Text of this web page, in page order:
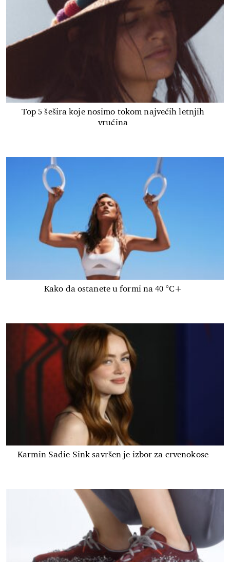
Top 5 šešira koje nosimo tokom najvećih letnjih
vrućina
Kako da ostanete u formi na 40 °C+
Karmin Sadie Sink savršen je izbor za crvenokose